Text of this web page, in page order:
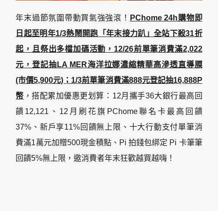
年末過節氛圍帶動買氣強強滾！
PChome 24h購物即
日起至明年1/3熱鬧開跑「年末接力趴」全站下殺31折
起，且祭出多檔加碼活動，12/26前單筆消費滿2,022
元，登記抽LA MER海洋拉娜濃縮精華高滲透直導膜
(市價5,900元)；1/3前單筆消費滿888元登記抽16,888P
幣 ，搭配累加優惠更划算：12月攜手36大銀行最高回
饋12,121、12月刷花旗PChome聯名卡最高回饋
37%、新戶享11%回饋無上限、十大行動支付單筆消
費滿1萬元加贈500現金積點、Pi 拍錢包綁定 Pi 卡筆筆
回饋5%無上限，邀消費者年末狂歡越買越嗨！